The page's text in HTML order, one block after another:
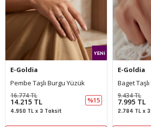
E-Goldia
Pembe Taşlı Burgu Yüzük
14.215 TL
16.774 TL
%15
4.950 TL x 3 Taksit
E-Goldia
Baget
7.995 TL
9.434 TL
2.784 TL x